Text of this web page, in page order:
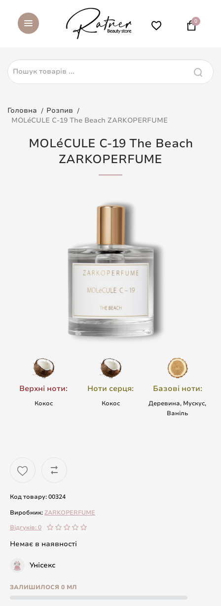
0
Головна
Розпив
MOLéCULE C-19 The Beach ZARKOPERFUME
MOLéCULE C-19 The Beach
ZARKOPERFUME
Верхні ноти:
Кокос
Ноти серця:
Кокос
Базові ноти:
Деревина, Мускус,
Ваніль
Код товару: 00324
Виробник:ZARKOPERFUME
Відгуків: 0
Немає в наявності
Унісекс
ЗАЛИШИЛОСЯ 0 МЛ